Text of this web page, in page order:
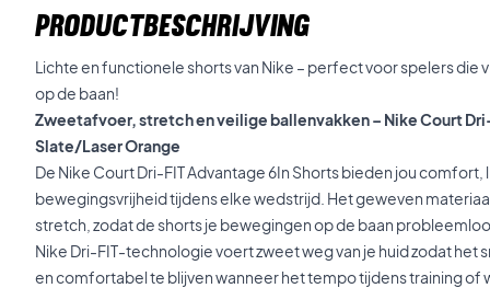
PRODUCTBESCHRIJVING
Lichte en functionele shorts van Nike – perfect voor spelers die
op de baan!
Zweetafvoer, stretch en veilige ballenvakken – Nike Court
Slate/Laser Orange
De Nike Court Dri-FIT Advantage 6In Shorts bieden jou
bewegingsvrijheid tijdens elke wedstrijd. Het geweven
stretch, zodat de shorts je bewegingen op de baan
Nike Dri-FIT-technologie voert zweet weg van je huid zodat het
en comfortabel te blijven wanneer het tempo tijdens training of